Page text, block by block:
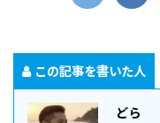
この記事を書いた人
どら